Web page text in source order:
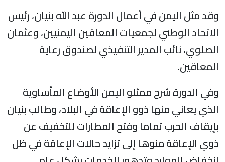
وقد مثل اليمن في أعمال الدورة عبد الله بنيان، رئيس
الاتحاد الوطني لجمعيات المعاقين اليمنيين، وعثمان
الصلوي، نائب المدير التنفيذي لصندوق رعاية
المعاقين.
وفي الدورة شرح ممثلو اليمن الأوضاع المأساوية
الذي يعاني منها ذوو الإعاقة في البلاد، وطالب بنيان
بإيقاف الحرب تماماً وفتح المطارات للتخفيف عن
ذوي الإعاقة منوهاً إلى تزايد حالات الإعاقة في ظل